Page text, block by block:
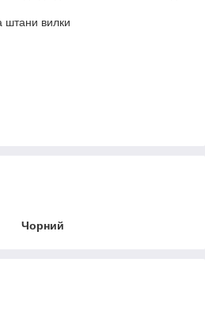
штани вилки
Чорний